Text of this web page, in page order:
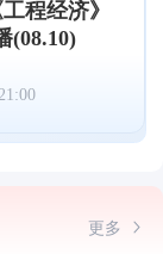
程经济》
(08.10)
更多